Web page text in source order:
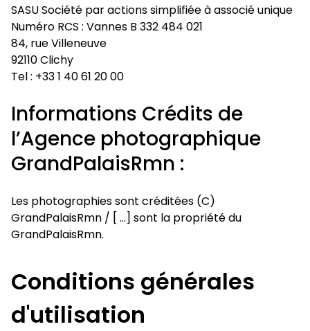
SASU Société par actions simplifiée à associé unique
Numéro RCS : Vannes B 332 484 021
84, rue Villeneuve
92110 Clichy
Tel : +33 1 40 61 20 00
Informations Crédits de
l’Agence photographique
GrandPalaisRmn :
Les photographies sont créditées (C)
GrandPalaisRmn / [ …] sont la propriété du
GrandPalaisRmn.
Conditions générales
d'utilisation